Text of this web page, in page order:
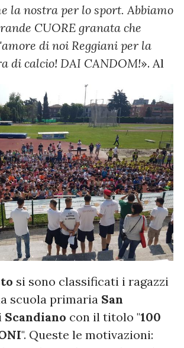
la nostra per lo sport. Abbiamo
CUORE granata che
di noi Reggiani per la
di calcio! DAI CANDOM!». Al
si sono classificati i ragazzi
scuola primaria San
Scandiano con il titolo "100
". Queste le motivazioni: